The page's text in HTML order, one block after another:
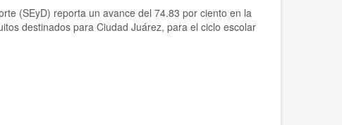
(SEyD) reporta un avance del 74.83 por ciento en la
destinados para Ciudad Juárez, para el ciclo escolar